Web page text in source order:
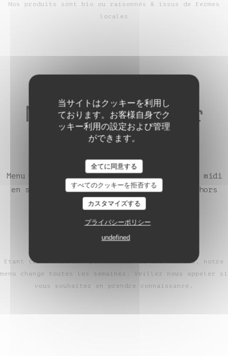
当サイトはクッキーを利用し
ております。お客様自身でク
ッキー利用の設定および管理
ができます。
全てに同意する
すべてのクッキーを拒否する
カスタマイズする
プライバシーポリシー
undefined
Nos produits sont bio ou raisonnés & issus de fermes
locales
Menu Déjeuner
35€
Menu entrée, plat & dessert, uniquement le midi
en semaine (mercredi, jeudi et vendredi) hors
jours fériés
Etant tributaire des producteurs et des saisons, notre
menu change toutes les semaines. Veillez nous appeler si
vous souhaitez en prendre connaissance.
Auberge de Monceaux